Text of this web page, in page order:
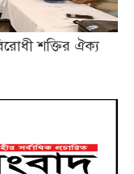
শক্তির ঐক্য